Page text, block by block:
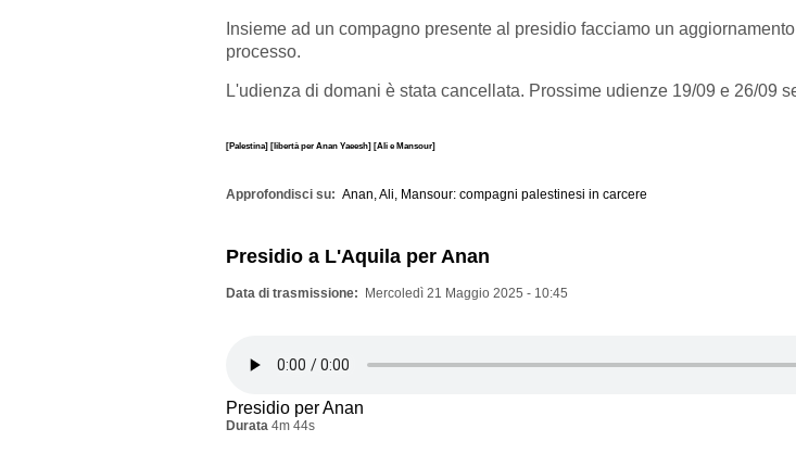
Insieme ad un compagno presente al presidio facciamo un
processo.
L'udienza di domani è stata cancellata. Prossime udienze 19/09 e 26/09
[Palestina] [libertà per Anan Yaeesh] [Ali e Mansour]
Approfondisci su Anan, Ali, Mansour: compagni palestinesi in carcere
Presidio a L'Aquila per Anan
Data di trasmissione Mercoledì 21 Maggio 2025 - 10:45
Presidio per Anan
Durata 4m 44s